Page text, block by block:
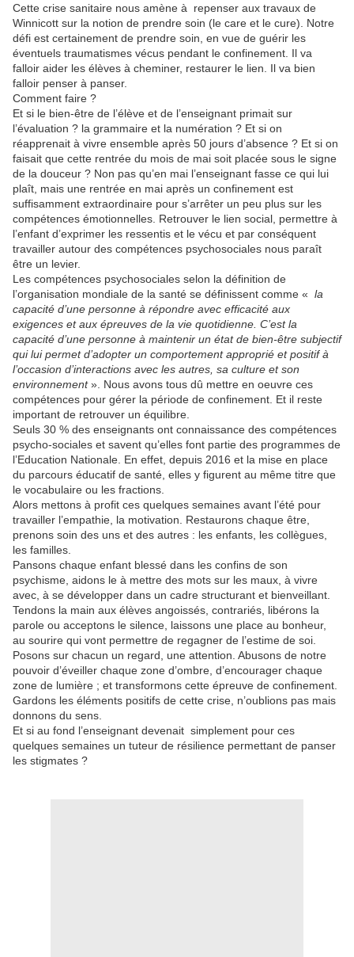
Cette crise sanitaire nous amène à
repenser aux travaux de
Winnicott sur la notion de prendre soin (le care et le cure). Notre
défi est certainement de prendre soin, en vue de guérir les
éventuels traumatismes vécus pendant le confinement. Il va
falloir aider les élèves à cheminer, restaurer le lien. Il va bien
falloir penser à panser.
Comment faire ?
Et si le bien-être de l’élève et de l’enseignant primait sur
l’évaluation ? la grammaire et la numération ? Et si on
réapprenait à vivre ensemble après 50 jours d’absence ? Et si on
faisait que cette rentrée du mois de mai soit placée sous le signe
de la douceur ? Non pas qu’en mai l’enseignant fasse ce qui lui
plaît, mais une rentrée en mai après un confinement est
suffisamment extraordinaire pour s’arrêter un peu plus sur les
compétences émotionnelles. Retrouver le lien social, permettre à
l’enfant d’exprimer les ressentis et le vécu et par conséquent
travailler autour des compétences psychosociales nous paraît
être un levier.
Les compétences psychosociales selon la définition de
l’organisation mondiale de la santé se définissent comme « la
capacité d’une personne à répondre avec efficacité aux
exigences et aux épreuves de la vie quotidienne. C’est la
capacité d’une personne à maintenir un état de bien-être subjectif
qui lui permet d’adopter un comportement approprié et positif à
l’occasion d’interactions avec les autres, sa culture et son
environnement». Nous avons tous dû mettre en oeuvre ces
compétences pour gérer la période de confinement. Et il reste
important de retrouver un équilibre.
Seuls 30 % des enseignants ont connaissance des compétences
psycho-sociales et savent qu’elles font partie des programmes de
l’Education Nationale. En effet, depuis 2016 et la mise en place
du parcours éducatif de santé, elles y figurent au même titre que
le vocabulaire ou les fractions.
Alors mettons à profit ces quelques semaines avant l’été pour
travailler l’empathie, la motivation. Restaurons chaque être,
prenons soin des uns et des autres : les enfants, les collègues,
les familles.
Pansons chaque enfant blessé dans les confins de son
psychisme, aidons le à mettre des mots sur les maux, à vivre
avec, à se développer dans un cadre structurant et bienveillant.
Tendons la main aux élèves angoissés, contrariés, libérons la
parole ou acceptons le silence, laissons une place au bonheur,
au sourire qui vont permettre de regagner de l’estime de soi.
Posons sur chacun un regard, une attention. Abusons de notre
pouvoir d’éveiller chaque zone d’ombre, d’encourager chaque
zone de lumière ; et transformons cette épreuve de confinement.
Gardons les éléments positifs de cette crise, n’oublions pas mais
donnons du sens.
Et si au fond l’enseignant devenait simplement pour ces
quelques semaines un tuteur de résilience permettant de panser
les stigmates ?